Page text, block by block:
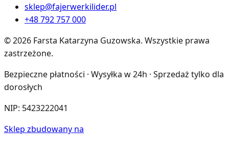
sklep@fajerwerkilider.pl
+48 792 757 000
©2026 Farsta Katarzyna Guzowska. Wszystkie prawa
zastrzeżone.
Bezpieczne płatności · Wysyłka w 24h · Sprzedaż tylko dla
dorosłych
NIP: 5423222041
Sklep zbudowany na